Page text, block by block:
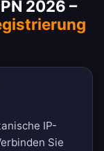
2026 –
IP-
Sie